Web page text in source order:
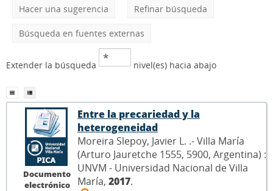
Hacer una sugerencia
Refinar búsqueda
Búsqueda en fuentes externas
Extender la búsqueda nivel(es) hacia abajo
Documento
electrónico
Entre la precariedad y la
heterogeneidad
Moreira Slepoy, Javier L. .- Villa María
(Arturo Jauretche 1555, 5900, Argentina) :
UNVM - Universidad Nacional de Villa
María, 2017.